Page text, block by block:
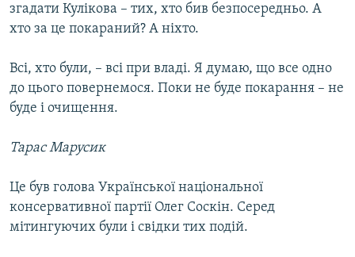
згадати Кулікова – тих, хто бив безпосередньо. А
хто за це покараний? А ніхто.
Всі, хто були, – всі при владі. Я думаю, що все одно
до цього повернемося. Поки не буде покарання – не
буде і очищення.
Тарас Марусик
Це був голова Української національної
консервативної партії Олег Соскін. Серед
мітингуючих були і свідки тих подій.